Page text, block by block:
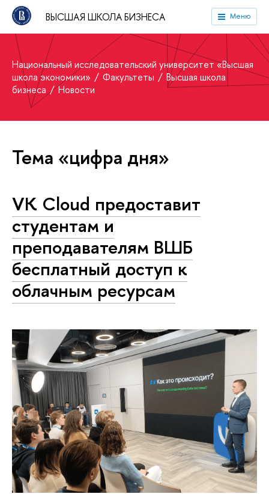
ВЫСШАЯ ШКОЛА БИЗНЕСА Меню
Национальный исследовательский университет «Высшая
школа экономики»
Факультеты
Высшая школа
бизнеса
Новости
Тема «цифра дня»
VK Cloud предоставит
студентам и
преподавателям ВШБ
бесплатный доступ к
облачным ресурсам